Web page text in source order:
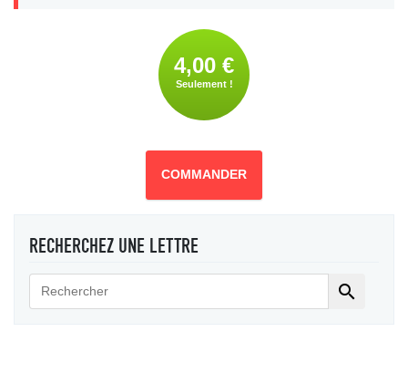
4,00 €
Seulement !
COMMANDER
RECHERCHEZ UNE LETTRE
